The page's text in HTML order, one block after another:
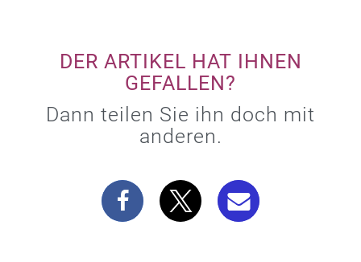
DER ARTIKEL HAT IHNEN
GEFALLEN?
Dann teilen Sie ihn doch mit
anderen.